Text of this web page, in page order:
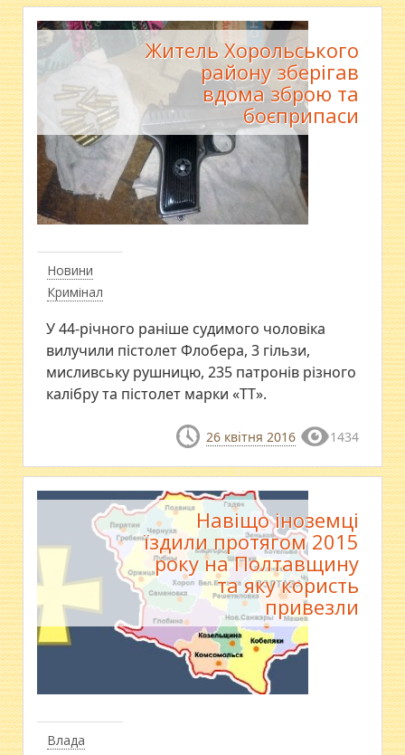
Новини
Кримінал
Житель Хорольського
району зберігав
вдома зброю та
боєприпаси
У 44-річного раніше судимого чоловіка
вилучили пістолет Флобера, 3 гільзи,
мисливську рушницю, 235 патронів різного
калібру та пістолет марки «ТТ».
26 квітня 2016 1434
Влада
Навіщо іноземці
їздили протягом 2015
року на Полтавщину
та яку користь
привезли